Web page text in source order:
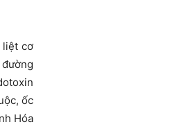
liệt cơ
ốc
Hóa